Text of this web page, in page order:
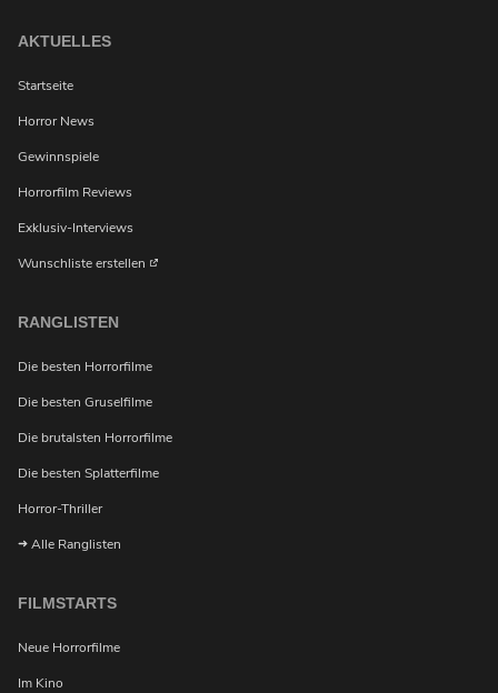
AKTUELLES
Startseite
Horror News
Gewinnspiele
Horrorfilm Reviews
Exklusiv-Interviews
Wunschliste erstellen
RANGLISTEN
Die besten Horrorfilme
Die besten Gruselfilme
Die brutalsten Horrorfilme
Die besten Splatterfilme
Horror-Thriller
Alle Ranglisten
FILMSTARTS
Neue Horrorfilme
Im Kino